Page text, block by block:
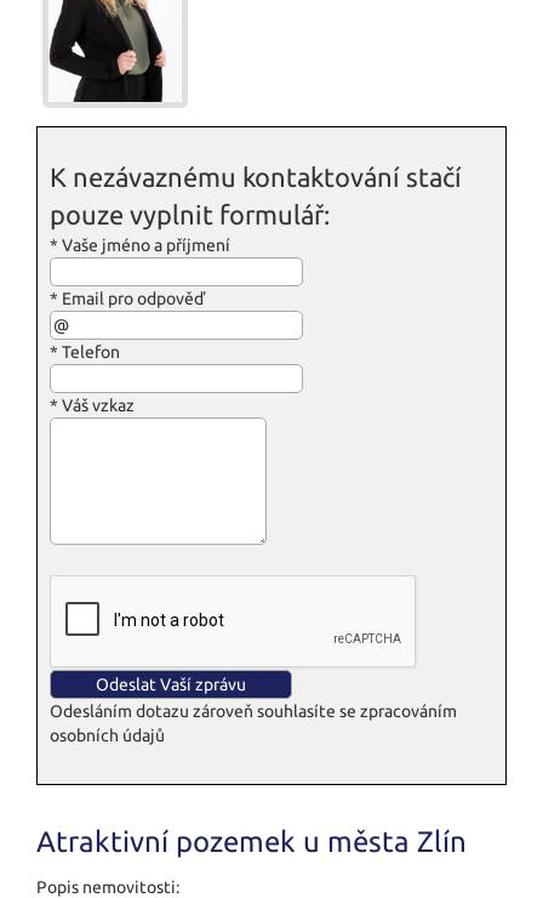
K nezávaznému kontaktování stačí
pouze vyplnit formulář:
* Vaše jméno a příjmení
* Email pro odpověď
* Telefon
* Váš vzkaz
Odesláním dotazu zároveň souhlasíte se zpracováním
osobních údajů
Atraktivní pozemek u města Zlín
Popis nemovitosti: